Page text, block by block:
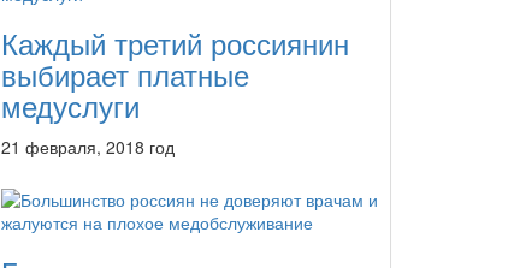
Каждый третий россиянин
выбирает платные
медуслуги
21 февраля, 2018 год